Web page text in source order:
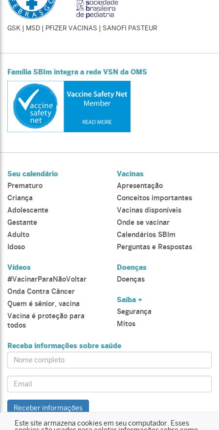
GSK | MSD | PFIZER VACINAS | SANOFI PASTEUR
Família SBIm integra a rede VSN da OMS
Seu calendário
Prematuro
Criança
Adolescente
Gestante
Adulto
Idoso
Vacinas
Apresentação
Conceitos importantes
Vacinas disponíveis
Onde se vacinar
Calendários SBIm
Perguntas e Respostas
Vídeos
#VacinarParaNãoVoltar
Onda Contra Câncer
Quem é sênior, vacina
Vacina é proteção para
todos
Doenças
Doenças
Saiba +
Segurança
Mitos
Receba informações sobre saúde
Name:
Email:
Receber informações
Este site armazena cookies em seu computador. Esses